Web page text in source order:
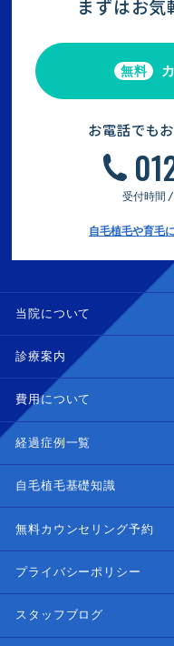
まずはお
無料
お電話でも
受付時間
自毛植毛や育毛
当院について
診療案内
費用について
経過症例一覧
自毛植毛基礎知識
無料カウンセリング予約
プライバシーポリシー
スタッフブログ